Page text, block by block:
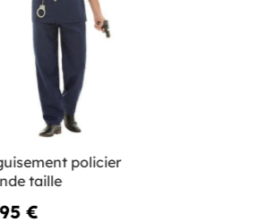
policier
taille
€